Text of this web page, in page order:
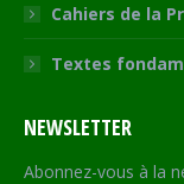
Cahiers de la
Textes
NEWSLETTER
Abonnez-vous à la